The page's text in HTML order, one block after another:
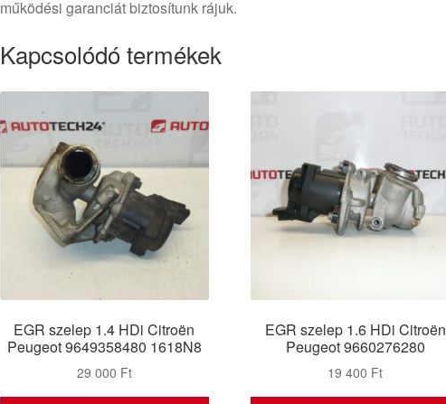
működési garanciát biztosítunk rájuk.
Kapcsolódó termékek
EGR szelep 1.4 HDi Citroën
Peugeot 9649358480 1618N8
29 000 Ft
EGR szelep 1.6 HDi Citroën
Peugeot 9660276280
19 400 Ft